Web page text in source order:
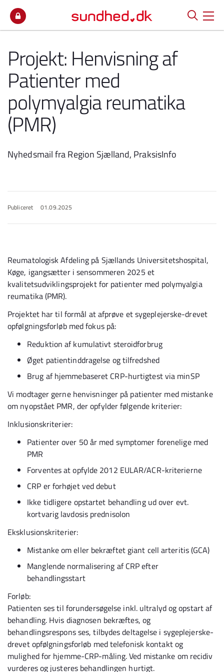
Projekt: Henvisning af
Patienter med
polymyalgia reumatika
(PMR)
Nyhedsmail fra Region Sjælland, PraksisInfo
Publiceret 01.09.2025
Reumatologisk Afdeling på Sjællands Universitetshospital,
Køge, igangsætter i sensommeren 2025 et
kvalitetsudviklingsprojekt for patienter med polymyalgia
reumatika (PMR).
Projektet har til formål at afprøve et sygeplejerske-drevet
opfølgningsforløb med fokus på:
Reduktion af kumulativt steroidforbrug
Øget patientinddragelse og tilfredshed
Brug af hjemmebaseret CRP-hurtigtest via minSP
Vi modtager gerne henvisninger på patienter med mistanke
om nyopstået PMR, der opfylder følgende kriterier:
Inklusionskriterier:
Patienter over 50 år med symptomer forenelige med
PMR
Forventes at opfylde 2012 EULAR/ACR-kriterierne
CRP er forhøjet ved debut
Ikke tidligere opstartet behandling ud over evt.
kortvarig lavdosis prednisolon
Eksklusionskriterier:
Mistanke om eller bekræftet giant cell arteritis (GCA)
Manglende normalisering af CRP efter
behandlingsstart
Forløb:
Patienten ses til forundersøgelse inkl. ultralyd og opstart af
behandling. Hvis diagnosen bekræftes, og
behandlingsrespons ses, tilbydes deltagelse i sygeplejerske-
drevet opfølgningsforløb med telefonisk kontakt og
mulighed for hjemme-CRP-måling. Ved mistanke om recidiv
vurderes og justeres behandlingen hurtigt.